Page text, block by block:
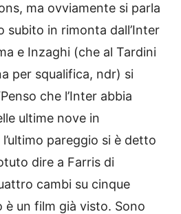
ma ovviamente si parla
subito in rimonta dall’Inter
e Inzaghi (che al Tardini
per squalifica, ndr) si
che l’Inter abbia
ultime nove in
pareggio si è detto
dire a Farris di
cambi su cinque
un film già visto. Sono